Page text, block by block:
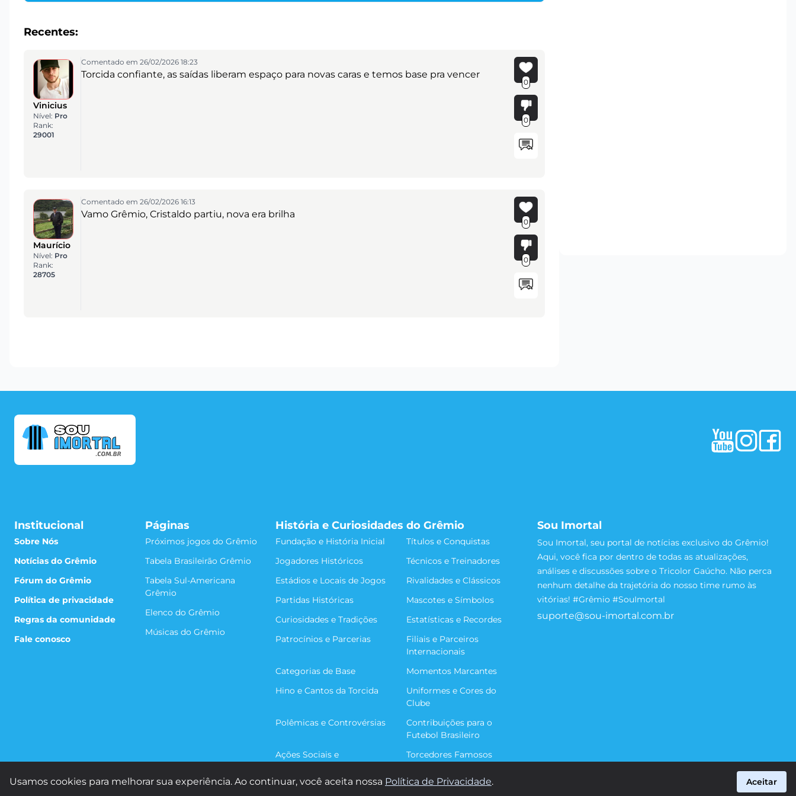
Recentes:
Vinicius
Nível: Pro
Rank:
29001
Comentado em 26/02/2026 18:23
Torcida confiante, as saídas liberam espaço para novas caras e temos base pra vencer
0
0
Maurício
Nível: Pro
Rank:
28705
Comentado em 26/02/2026 16:13
Vamo Grêmio, Cristaldo partiu, nova era brilha
0
0
Institucional
Sobre Nós
Notícias do Grêmio
Fórum do Grêmio
Política de privacidade
Regras da comunidade
Fale conosco
Páginas
Próximos jogos do Grêmio
Tabela Brasileirão Grêmio
Tabela Sul-Americana
Grêmio
Elenco do Grêmio
Músicas do Grêmio
História e Curiosidades do Grêmio
Fundação e História Inicial
Títulos e Conquistas
Jogadores Históricos
Técnicos e Treinadores
Estádios e Locais de Jogos
Rivalidades e Clássicos
Partidas Históricas
Mascotes e Símbolos
Curiosidades e Tradições
Estatísticas e Recordes
Patrocínios e Parcerias
Filiais e Parceiros
Internacionais
Categorias de Base
Momentos Marcantes
Hino e Cantos da Torcida
Uniformes e Cores do
Clube
Polêmicas e Controvérsias
Contribuições para o
Futebol Brasileiro
Ações Sociais e
Torcedores Famosos
Sou Imortal
Sou Imortal, seu portal de notícias exclusivo do Grêmio!
Aqui, você fica por dentro de todas as atualizações,
análises e discussões sobre o Tricolor Gaúcho. Não perca
nenhum detalhe da trajetória do nosso time rumo às
vitórias! #Grêmio #SouImortal
suporte@sou-imortal.com.br
© 2026 Sou Imortal. Todos os direitos reservados.
Usamos cookies para melhorar sua experiência. Ao continuar, você aceita nossa Política de Privacidade. Aceitar